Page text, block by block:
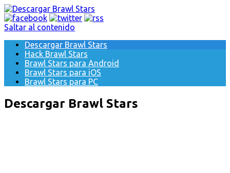
Saltar al contenido
Descargar Brawl Stars
Hack Brawl Stars
Brawl Stars para Android
Brawl Stars para iOS
Brawl Stars para PC
Descargar Brawl Stars